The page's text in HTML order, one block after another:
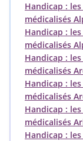
Handicap :
médicalisés
Handicap :
médicalisés
Handicap :
médicalisés
Handicap :
médicalisés
Handicap :
médicalisés
Handicap :